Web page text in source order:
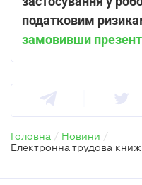
податковим
замовивши
Головна / Новини /